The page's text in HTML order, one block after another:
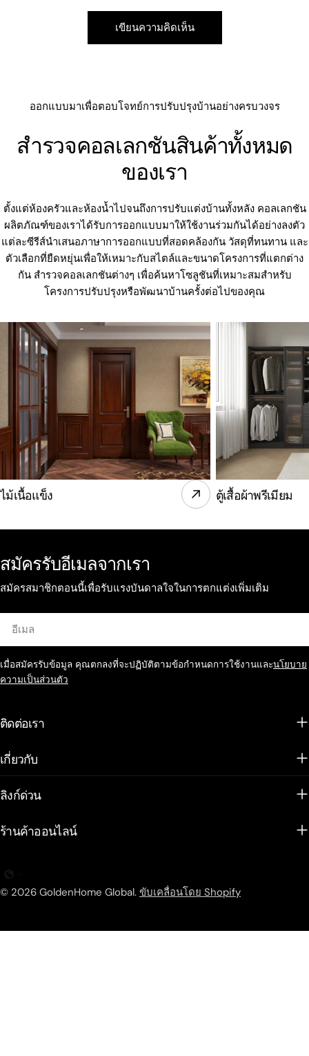
ออกแบบมาเพื่อตอบโจทย์การปรับปรุงบ้านอย่างครบวงจร
สำรวจคอลเลกชันสินค้าทั้งหมด
ของเรา
ตั้งแต่ห้องครัวและห้องน้ำไปจนถึงการปรับแต่งบ้านทั้งหลัง คอลเลกชัน
ผลิตภัณฑ์ของเราได้รับการออกแบบมาให้ใช้งานร่วมกันได้อย่างลงตัว
แต่ละซีรีส์นำเสนอภาษาการออกแบบที่สอดคล้องกัน วัสดุที่ทนทาน และ
ตัวเลือกที่ยืดหยุ่นเพื่อให้เหมาะกับสไตล์และขนาดโครงการที่แตกต่าง
กัน สำรวจคอลเลกชันต่างๆ เพื่อค้นหาโซลูชันที่เหมาะสมสำหรับ
โครงการปรับปรุงหรือพัฒนาบ้านครั้งต่อไปของคุณ
ไม้เนื้อแข็ง ตู้เสื้อผ้าพรีเมียม
สมัครรับอีเมลจากเรา
สมัครสมาชิกตอนนี้เพื่อรับแรงบันดาลใจในการตกแต่งเพิ่มเติม
อีเมล
เมื่อสมัครรับข้อมูล คุณตกลงที่จะปฏิบัติตามข้อกำหนดการใช้งานและนโยบาย
ความเป็นส่วนตัว
ติดต่อเรา
เกี่ยวกับ
ลิงก์ด่วน
ร้านค้าออนไลน์
© 2026 GoldenHome Global. ขับเคลื่อนโดย Shopify